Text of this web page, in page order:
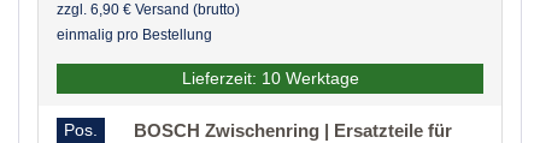
zzgl. 6,90 € Versand (brutto)
einmalig pro Bestellung
Lieferzeit: 10 Werktage
Pos.
BOSCH Zwischenring | Ersatzteile für